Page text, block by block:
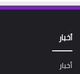
أخبار
أخبار